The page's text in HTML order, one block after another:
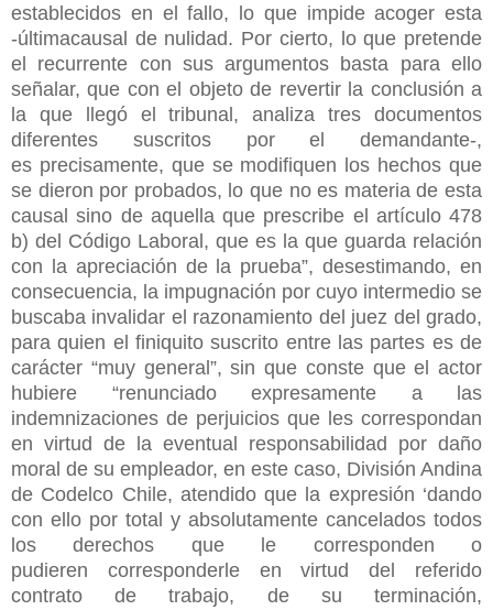
establecidos en el fallo, lo que impide acoger esta
-últimacausal de nulidad. Por cierto, lo que pretende
el recurrente con sus argumentos basta para ello
señalar, que con el objeto de revertir la conclusión a
la que llegó eltribunal, analiza tres documentos
diferentes suscritos por el demandante-,
es precisamente, que se modifiquen los hechos que
se dieron por probados, lo que noes materia de esta
causal sino de aquella que prescribe el artículo 478
b) del Código Laboral, que es la que guarda relación
con la apreciación de la prueba”,desestimando, en
consecuencia, la impugnación por cuyo intermedio se
buscaba invalidar el razonamiento del juez del grado,
para quien el finiquito suscrito entre las partes es de
carácter “muy general”, sin que conste que el actor
hubiere “renunciado expresamente a las
indemnizaciones de perjuicios que les correspondan
en virtud de la eventual responsabilidad por daño
moral de su empleador, en este caso, División Andina
de Codelco Chile, atendido que la expresión ‘dando
con ello por total y absolutamente cancelados todos
los derechos que le corresponden o
pudieren corresponderle en virtud del referido
contrato de trabajo, de su terminación,